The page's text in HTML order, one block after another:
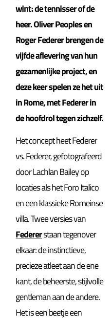
wint: de tennisser of de
heer. Oliver Peoples en
Roger Federer brengen de
vijfde aflevering van hun
gezamenlijke project, en
deze keer spelen ze het uit
in Rome, met Federer in
de hoofdrol tegen zichzelf.
Het concept heet Federer
vs. Federer, gefotografeerd
door Lachlan Bailey op
locaties als het Foro Italico
en een klassieke Romeinse
villa. Twee versies van
Federerstaan tegenover
elkaar: de instinctieve,
precieze atleet aan de ene
kant, de beheerste, stijlvolle
gentleman aan de andere.
Het is een beetje een